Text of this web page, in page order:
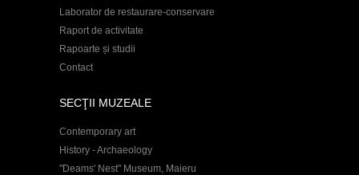
Laborator de restaurare-conservare
Raport de activitate
Rapoarte și studii
Contact
SECŢII MUZEALE
Contemporary art
History - Archaeology
"Deams' Nest" Museum, Maieru